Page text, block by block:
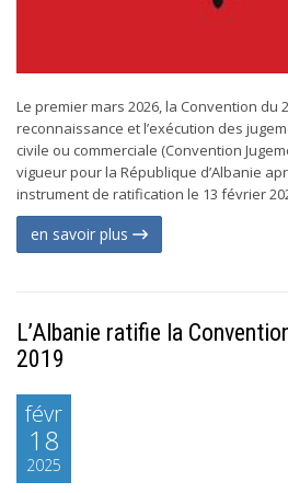
Le premier mars 2026, la Convention du
reconnaissance et l’exécution des
civile ou commerciale (Convention
vigueur pour la République d’Albanie
instrument de ratification le 13 février
en savoir plus
L’Albanie ratifie la
2019
févr
18
2025